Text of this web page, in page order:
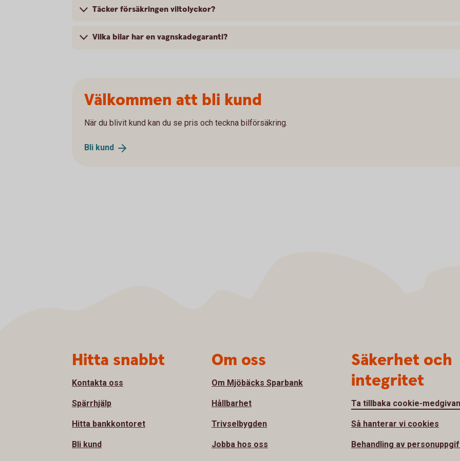
Täcker försäkringen viltolyckor?
Vilka bilar har en vagnskadegaranti?
Välkommen att bli kund
När du blivit kund kan du se pris och teckna bilförsäkring.
Bli kund
Hitta snabbt
Kontakta oss
Spärrhjälp
Hitta bankkontoret
Bli kund
Om oss
Om Mjöbäcks Sparbank
Hållbarhet
Trivselbygden
Jobba hos oss
Säkerhet och
integritet
Ta tillbaka cookie-
Så hanterar vi cookies
Behandling av